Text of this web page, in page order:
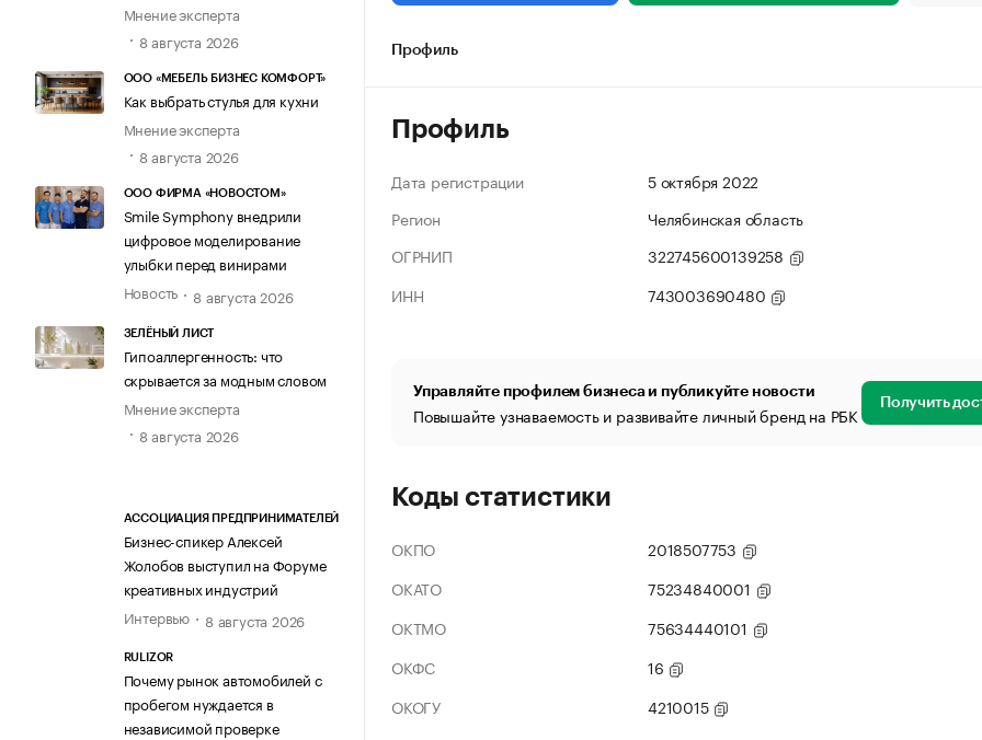
Мнение эксперта
8 августа 2026
ООО «МЕБЕЛЬ БИЗНЕС КОМФОРТ»
Как выбрать стулья для кухни
Мнение эксперта
8 августа 2026
ООО ФИРМА «НОВОСТОМ»
Smile Symphony внедрили
цифровое моделирование
улыбки перед винирами
Новость
8 августа 2026
ЗЕЛЁНЫЙ ЛИСТ
Гипоаллергенность: что
скрывается за модным словом
Мнение эксперта
8 августа 2026
АССОЦИАЦИЯ ПРЕДПРИНИМАТЕЛЕЙ
Бизнес-спикер Алексей
Жолобов выступил на Форуме
креативных индустрий
Интервью
8 августа 2026
RULIZOR
Почему рынок автомобилей с
пробегом нуждается в
независимой проверке
Профиль
Профиль
Дата регистрации
5 октября 2022
Регион
Челябинская область
ОГРНИП
322745600139258
ИНН
743003690480
Управляйте профилем бизнеса и публикуйте новости
Повышайте узнаваемость и развивайте личный бренд на РБК Получить
Коды статистики
ОКПО
2018507753
ОКАТО
75234840001
ОКТМО
75634440101
ОКФС
16
ОКОГУ
4210015